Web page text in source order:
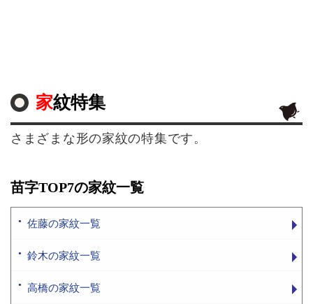
家紋特集
さまざまな形の家紋の特集です。
苗字TOP7の家紋一覧
佐藤の家紋一覧
鈴木の家紋一覧
高橋の家紋一覧